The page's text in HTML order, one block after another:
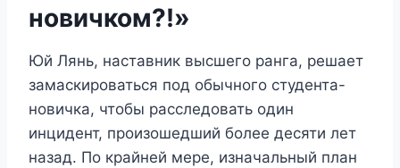
новичком?!»
Юй Лянь, наставник высшего ранга, решает
замаскироваться под обычного студента-
новичка, чтобы расследовать один
инцидент, произошедший более десяти лет
назад. По крайней мере, изначальный план